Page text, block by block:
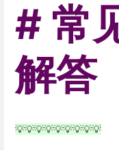
常
解答
💡💡💡💡💡💡💡💡💡